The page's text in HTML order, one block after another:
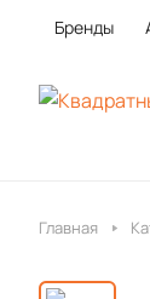
Бренды
Главная